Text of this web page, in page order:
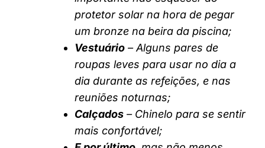
protetor solar na hora de pegar
um bronze na beira da piscina;
Vestuário – Alguns pares de
roupas leves para usar no dia a
dia durante as refeições, e nas
reuniões noturnas;
Calçados – Chinelo para se sentir
mais confortável;